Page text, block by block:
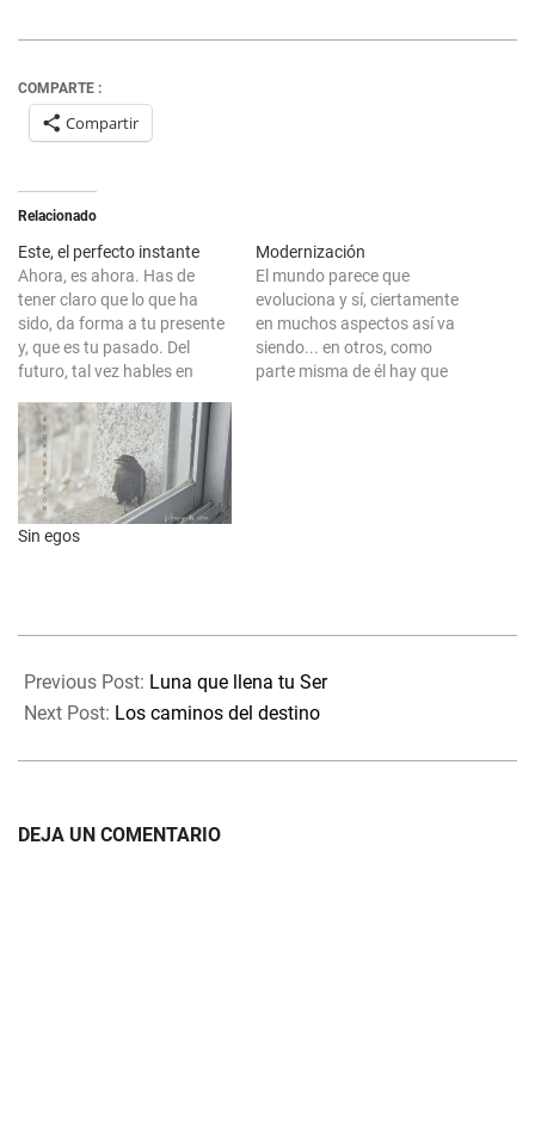
COMPARTE :
Compartir
Relacionado
Este, el perfecto instante
Ahora, es ahora. Has de
tener claro que lo que ha
sido, da forma a tu presente
y, que es tu pasado. Del
futuro, tal vez hables en
Mientras tanto, puedes
soñar con el mientras sí es, el
extraño por llegar. Cada
momento es único,…
Modernización
El mundo parece que
evoluciona y sí, ciertamente
en muchos aspectos así va
siendo... en otros, como
parte misma de él hay que
Sin egos
07-
04
Previous Post: Luna que llena tu Ser
Next Post: Los caminos del destino
DEJA UN COMENTARIO